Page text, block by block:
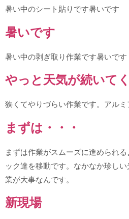
暑い中のシート貼りです暑いです
暑いです
暑い中の剥ぎ取り作業です暑いです
やっと天気が続いて
狭くてやりづらい作業です。アルミ
まずは・・・
まずは作業がスムーズに進められ
ック達を移動です。なかなか珍し
業が大事なんです。
新現場